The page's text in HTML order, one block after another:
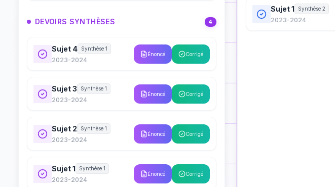
DEVOIRS SYNTHÈSES 4
Sujet 4 Synthèse 1
2023-2024
Énoncé Corrigé
Sujet 3 Synthèse 1
2023-2024
Énoncé Corrigé
Sujet 2 Synthèse 1
2023-2024
Énoncé Corrigé
Sujet 1 Synthèse 1
2023-2024
Énoncé Corrigé
Sujet 1 Synthèse 2
2023-2024